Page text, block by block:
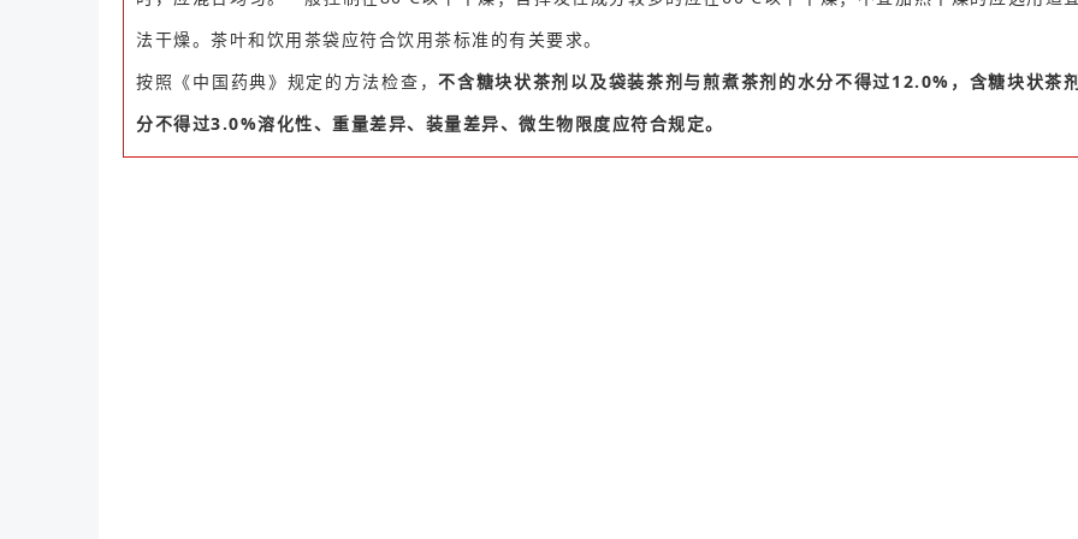
法干燥。茶叶和饮用茶袋应符合饮用茶标准的有关要求。
按照《中国药典》规定的方法检查，不含糖块状茶剂以及袋装茶剂与煎煮茶剂的水分不得过12.0%，含糖块状茶
分不得过3.0%溶化性、重量差异、装量差异、微生物限度应符合规定。